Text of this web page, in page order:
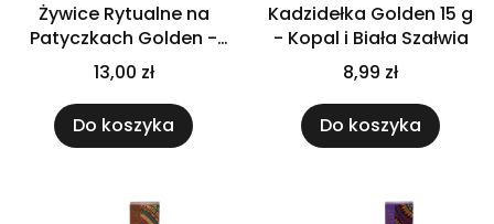
Żywice Rytualne na
Patyczkach Golden -
Rozmaryn
13,00 zł
Do koszyka
Kadzidełka Golden 15 g
- Kopal i Biała Szałwia
8,99 zł
Do koszyka